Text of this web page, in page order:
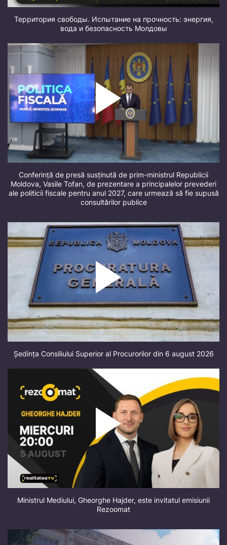
Территория свободы. Испытание на прочность: энергия,
вода и безопасность Молдовы
Conferință de presă susținută de prim-ministrul Republicii
Moldova, Vasile Tofan, de prezentare a principalelor prevederi
ale politicii fiscale pentru anul 2027, care urmează să fie supusă
consultărilor publice
Ședința Consiliului Superior al Procurorilor din 6 august 2026
Ministrul Mediului, Gheorghe Hajder, este invitatul emisiunii
Rezoomat